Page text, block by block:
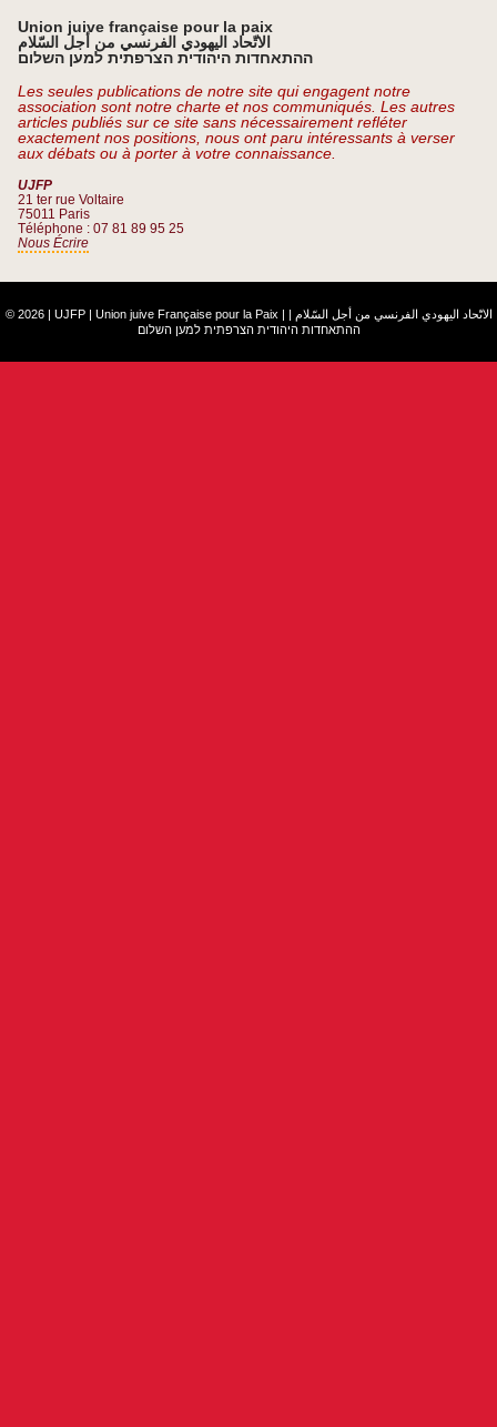
Union juive française pour la paix
الاتّحاد اليهودي الفرنسي من أجل السّلام
ההתאחדות היהודית הצרפתית למען השלום
Les seules publications de notre site qui engagent notre
association sont notre charte et nos communiqués. Les autres
articles publiés sur ce site sans nécessairement refléter
exactement nos positions, nous ont paru intéressants à verser
aux débats ou à porter à votre connaissance.
UJFP
21 ter rue Voltaire
75011 Paris
Téléphone : 07 81 89 95 25
Nous Écrire
© 2026 | UJFP | Union juive Française pour la Paix | الاتّحاد اليهودي الفرنسي من أجل السّلام |
ההתאחדות היהודית הצרפתית למען השלום